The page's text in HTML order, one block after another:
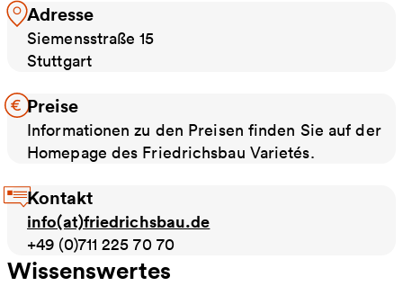
Adresse
Siemensstraße 15
Stutt­gart
Preise
Informationen zu den Preisen finden Sie auf der
Homepage des Friedrichsbau Varietés.
Kontakt
info(at)friedrichsbau.de
+49 (0)711 225 70 70
Wissenswertes